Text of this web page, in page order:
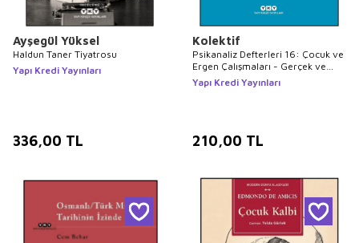
Ayşegül Yüksel
Haldun Taner Tiyatrosu
Yapı Kredi Yayınları
336,00 TL
Kolektif
Psikanaliz Defterleri 16: Çocuk ve
Ergen Çalışmaları - Gerçek ve
Sanal
Yapı Kredi Yayınları
210,00 TL